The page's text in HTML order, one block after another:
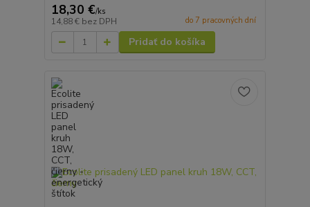
18,30 €/ks
14,88 € bez DPH do 7 pracovných dní
Pridať do košíka